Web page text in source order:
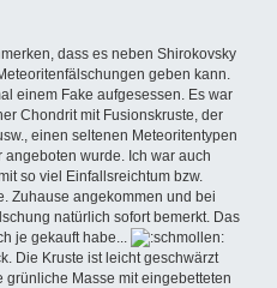
dass es neben Shirokovsky
geben kann.
einem Fake aufgesessen. Es war
Chondrit mit Fusionskruste, der
einen seltenen Meteoritentypen
wurde. Ich war auch
so viel Einfallsreichtum bzw.
Zuhause angekommen und bei
natürlich sofort bemerkt. Das
je gekauft habe...
Die Kruste ist leicht geschwärzt
Masse mit eingebetteten